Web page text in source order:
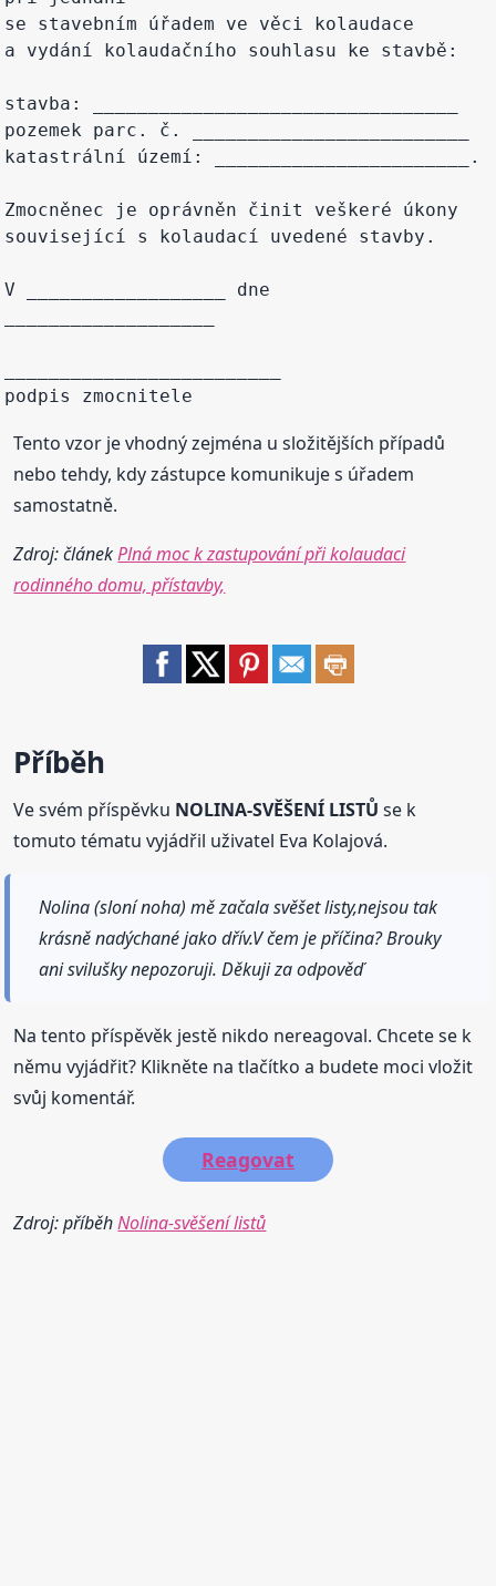
se stavebním úřadem ve věci kolaudace
a vydání kolaudačního souhlasu ke stavbě:
stavba: _________________________________
pozemek parc. č. _________________________
katastrální území: _______________________.
Zmocněnec je oprávněn činit veškeré úkony
související s kolaudací uvedené stavby.
V __________________ dne
Tento vzor je vhodný zejména u složitějších případů
nebo tehdy, kdy zástupce komunikuje s úřadem
samostatně.
Zdroj: článekPlná moc k zastupování při kolaudaci
rodinného domu, přístavby,
Příběh
Ve svém příspěvku NOLINA-SVĚŠENÍ LISTŮ se k
tomuto tématu vyjádřil uživatel Eva Kolajová.
Nolina (sloní noha) mě začala svěšet listy,nejsou tak
krásně nadýchané jako dřív.V čem je příčina? Brouky
ani svilušky nepozoruji. Děkuji za odpověď
Na tento příspěvěk jestě nikdo nereagoval. Chcete se k
němu vyjádřit? Klikněte na tlačítko a budete moci vložit
svůj komentář.
Reagovat
Zdroj: příběhNolina-svěšení listů